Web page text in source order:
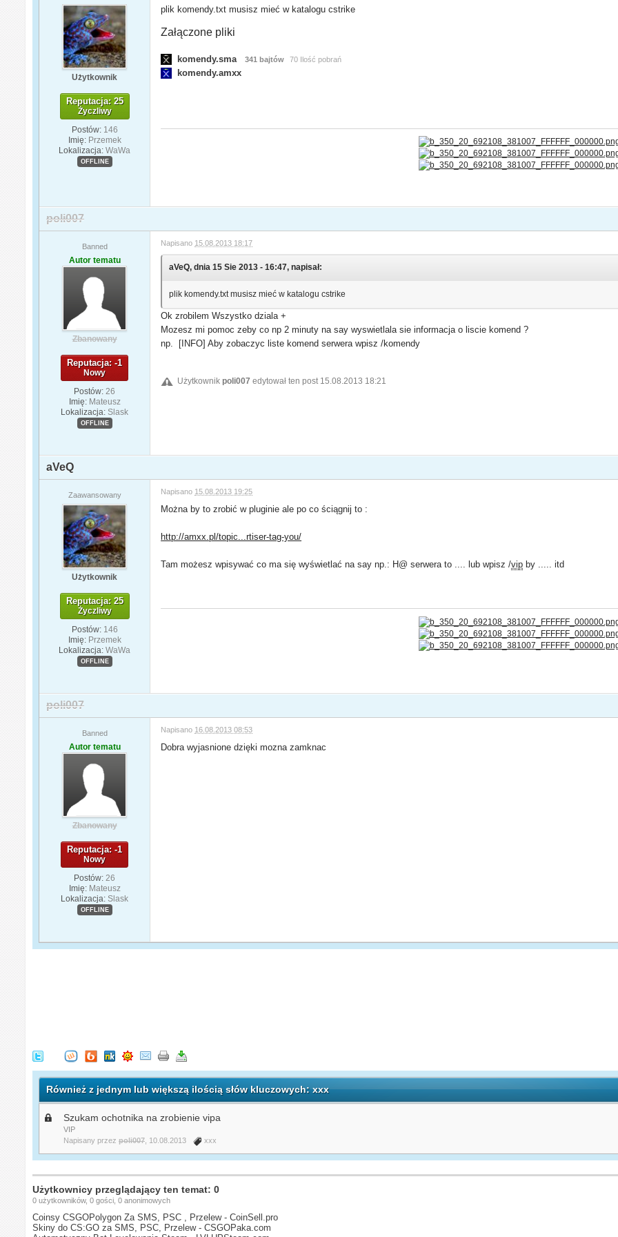
Użytkownik
Reputacja: 25
Życzliwy
Postów: 146
Imię: Przemek
Lokalizacja: WaWa
OFFLINE
plik komendy.txt musisz mieć w katalogu cstrike
Załączone pliki
komendy.sma 341 bajtów 70 Ilość pobrań
komendy.amxx
poli007
Banned
Autor tematu
Zbanowany
Reputacja: -1
Nowy
Postów: 26
Imię: Mateusz
Lokalizacja: Slask
OFFLINE
Napisano 15.08.2013 18:17
aVeQ, dnia 15 Sie 2013 - 16:47, napisał:
plik komendy.txt musisz mieć w katalogu cstrike
Ok zrobilem Wszystko dziala +
Mozesz mi pomoc zeby co np 2 minuty na say wyswietlala sie informacja o liscie komend ?
np. [INFO] Aby zobaczyc liste komend serwera wpisz /komendy
Użytkownikpoli007 edytował ten post 15.08.2013 18:21
aVeQ
Zaawansowany
Użytkownik
Reputacja: 25
Życzliwy
Postów: 146
Imię: Przemek
Lokalizacja: WaWa
OFFLINE
Napisano 15.08.2013 19:25
Można by to zrobić w pluginie ale po co ściągnij to :
http://amxx.pl/topic...rtiser-tag-you/
Tam możesz wpisywać co ma się wyświetlać na say np.: H@ serwera to .... lub wpisz /vip by ..... itd
poli007
Banned
Autor tematu
Zbanowany
Reputacja: -1
Nowy
Postów: 26
Imię: Mateusz
Lokalizacja: Slask
OFFLINE
Napisano 16.08.2013 08:53
Dobra wyjasnione dzięki mozna zamknac
Również z jednym lub większą ilością słów kluczowych: xxx
Szukam ochotnika na zrobienie vipa
VIP
Napisany przezpoli007 , 10.08.2013 xxx
Użytkownicy przeglądający ten temat: 0
0 użytkowników, 0 gości, 0 anonimowych
Coinsy CSGOPolygon Za SMS, PSC , Przelew - CoinSell.pro
Skiny do CS:GO za SMS, PSC, Przelew - CSGOPaka.com